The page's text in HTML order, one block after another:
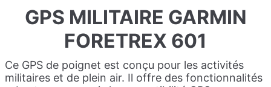
GPS MILITAIRE GARMIN
FORETREX 601
Ce GPS de poignet est conçu pour les activités
militaires et de plein air. Il offre des fonctionnalités